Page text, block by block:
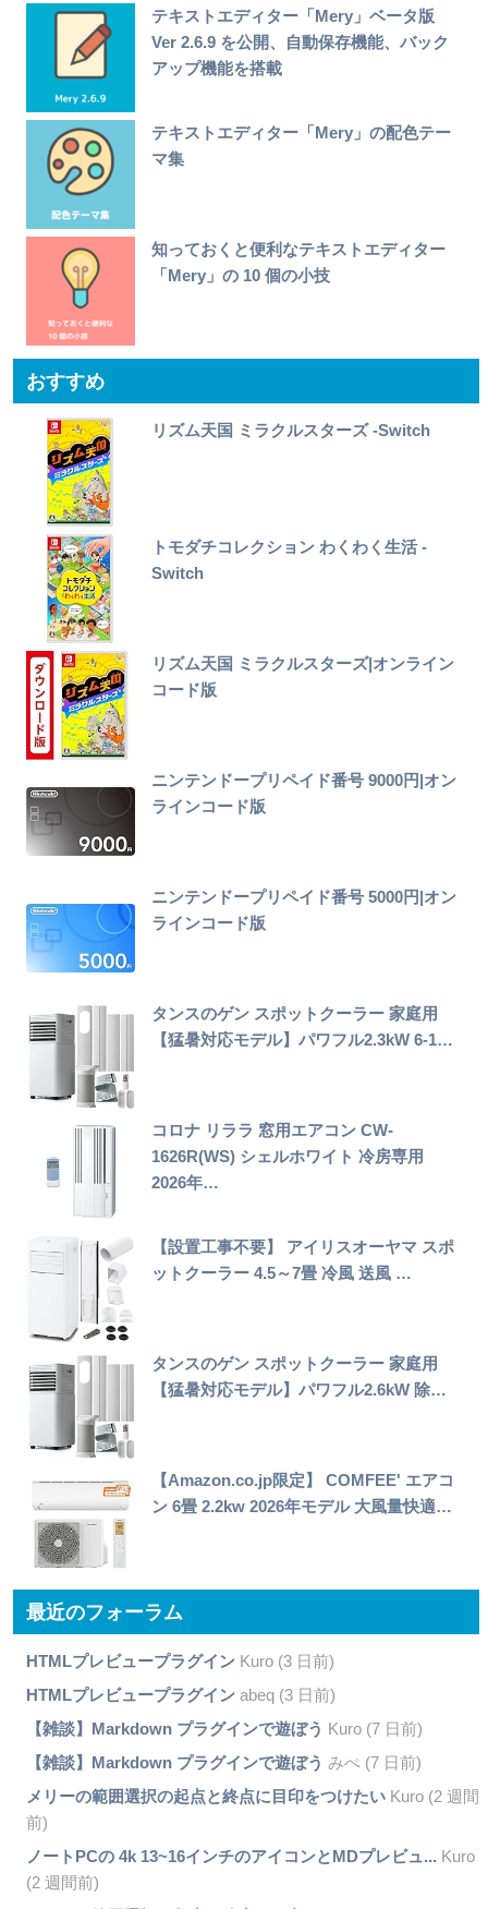
テキストエディター「Mery」ベータ版
Ver 2.6.9 を公開、自動保存機能、バック
アップ機能を搭載
テキストエディター「Mery」の配色テー
マ集
知っておくと便利なテキストエディター
「Mery」の 10 個の小技
おすすめ
リズム天国 ミラクルスターズ -Switch
トモダチコレクション わくわく生活 -
Switch
リズム天国 ミラクルスターズ|オンライン
コード版
ニンテンドープリペイド番号 9000円|オン
ラインコード版
ニンテンドープリペイド番号 5000円|オン
ラインコード版
タンスのゲン スポットクーラー 家庭用
【猛暑対応モデル】パワフル2.3kW 6-1…
コロナ リララ 窓用エアコン CW-
1626R(WS) シェルホワイト 冷房専用
2026年…
【設置工事不要】 アイリスオーヤマ スポ
ットクーラー 4.5～7畳 冷風 送風 …
タンスのゲン スポットクーラー 家庭用
【猛暑対応モデル】パワフル2.6kW 除…
【Amazon.co.jp限定】 COMFEE' エアコ
ン 6畳 2.2kw 2026年モデル 大風量快適…
最近のフォーラム
HTMLプレビュープラグインKuro (3 日前)
HTMLプレビュープラグインabeq (3 日前)
【雑談】Markdown プラグインで遊ぼう Kuro (7 日前)
【雑談】Markdown プラグインで遊ぼう みぺ (7 日前)
メリーの範囲選択の起点と終点に目印をつけたいKuro (2 週間
前)
ノートPCの 4k 13~16インチのアイコンとMDプレビュ... Kuro
(2 週間前)